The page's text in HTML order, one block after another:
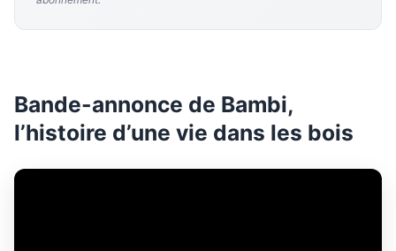
Bande-annonce de Bambi,
l’histoire d’une vie dans les bois